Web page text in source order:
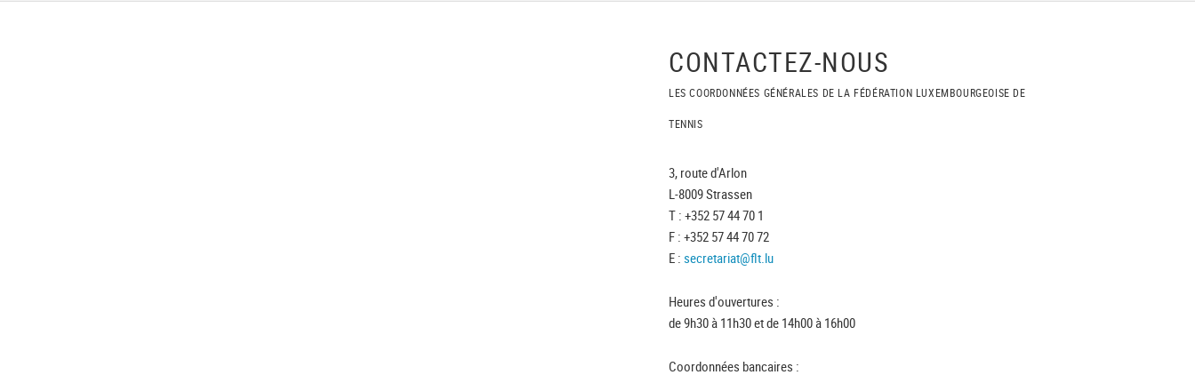
CONTACTEZ-NOUS
LES COORDONNÉES GÉNÉRALES DE LA FÉDÉRATION LUXEMBOURGEOISE DE
TENNIS
3, route d'Arlon
L-8009 Strassen
T : +352 57 44 70 1
F : +352 57 44 70 72
E : secretariat@flt.lu
Heures d'ouvertures :
de 9h30 à 11h30 et de 14h00 à 16h00
Coordonnées bancaires :